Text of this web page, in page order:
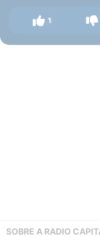
1
SOBRE A RADIO